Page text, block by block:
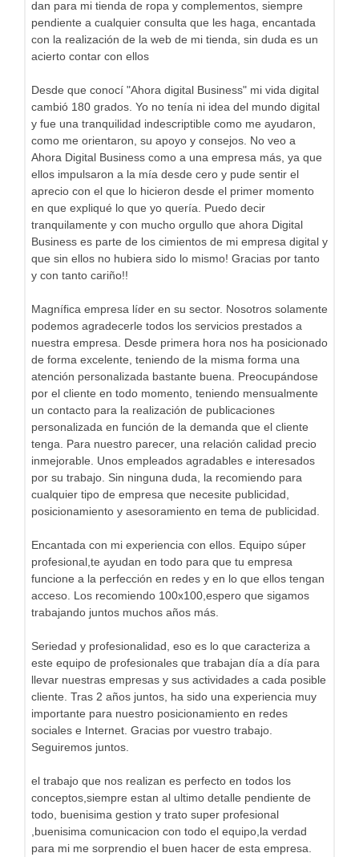
dan para mi tienda de ropa y complementos, siempre
pendiente a cualquier consulta que les haga, encantada
con la realización de la web de mi tienda, sin duda es un
acierto contar con ellos
Desde que conocí "Ahora digital Business" mi vida digital
cambió 180 grados. Yo no tenía ni idea del mundo digital
y fue una tranquilidad indescriptible como me ayudaron,
como me orientaron, su apoyo y consejos. No veo a
Ahora Digital Business como a una empresa más, ya que
ellos impulsaron a la mía desde cero y pude sentir el
aprecio con el que lo hicieron desde el primer momento
en que expliqué lo que yo quería. Puedo decir
tranquilamente y con mucho orgullo que ahora Digital
Business es parte de los cimientos de mi empresa digital y
que sin ellos no hubiera sido lo mismo! Gracias por tanto
y con tanto cariño!!
Magnífica empresa líder en su sector. Nosotros solamente
podemos agradecerle todos los servicios prestados a
nuestra empresa. Desde primera hora nos ha posicionado
de forma excelente, teniendo de la misma forma una
atención personalizada bastante buena. Preocupándose
por el cliente en todo momento, teniendo mensualmente
un contacto para la realización de publicaciones
personalizada en función de la demanda que el cliente
tenga. Para nuestro parecer, una relación calidad precio
inmejorable. Unos empleados agradables e interesados
por su trabajo. Sin ninguna duda, la recomiendo para
cualquier tipo de empresa que necesite publicidad,
posicionamiento y asesoramiento en tema de publicidad.
Encantada con mi experiencia con ellos. Equipo súper
profesional,te ayudan en todo para que tu empresa
funcione a la perfección en redes y en lo que ellos tengan
acceso. Los recomiendo 100x100,espero que sigamos
trabajando juntos muchos años más.
Seriedad y profesionalidad, eso es lo que caracteriza a
este equipo de profesionales que trabajan día a día para
llevar nuestras empresas y sus actividades a cada posible
cliente. Tras 2 años juntos, ha sido una experiencia muy
importante para nuestro posicionamiento en redes
sociales e Internet. Gracias por vuestro trabajo.
Seguiremos juntos.
el trabajo que nos realizan es perfecto en todos los
conceptos,siempre estan al ultimo detalle pendiente de
todo, buenisima gestion y trato super profesional
,buenisima comunicacion con todo el equipo,la verdad
para mi me sorprendio el buen hacer de esta empresa.